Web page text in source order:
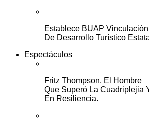
Establece BUAP
De Desarrollo Turístico
Espectáculos
Fritz Thompson, El Hombre
Que Superó La Cuadriplejia
En Resiliencia.